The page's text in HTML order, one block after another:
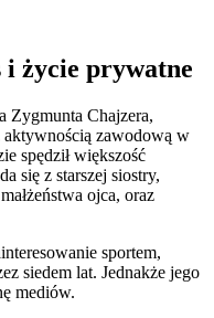
życie prywatne
Zygmunta Chajzera,
aktywnością zawodową w
spędził większość
się z starszej siostry,
ojca, oraz
sportem,
siedem lat. Jednakże jego
mediów.